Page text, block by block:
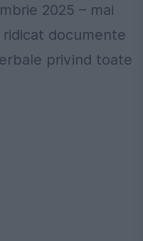
2025 – mai
ridicat documente
privind toate